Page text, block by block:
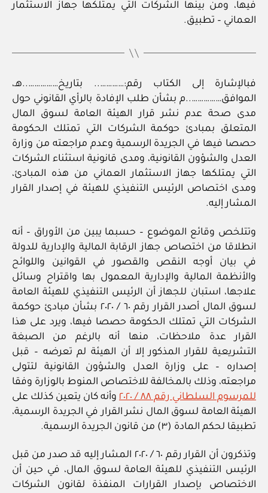
فيها، ومن بينها الشركات التي يمتلكها جهاز الاستثمار
العماني – تطبيق.
فبالإشارة إلى الكتاب رقم:………….. بتاريخ……………..هـ،
الموافق……………..م بشأن طلب الإفادة بالرأي القانوني حول
مدى صحة عدم نشر قرار الهيئة العامة لسوق المال
المتعلق بمبادئ حوكمة الشركات التي تمتلك الحكومة
حصصا فيها في الجريدة الرسمية وعدم مراجعته من وزارة
العدل والشؤون القانونية، ومدى قانونية استثناء الشركات
التي يمتلكها جهاز الاستثمار العماني من هذه المبادئ،
ومدى اختصاص الرئيس التنفيذي للهيئة في إصدار القرار
المشار إليه.
وتتلخص وقائع الموضوع – حسبما يبين من الأوراق – أنه
انطلاقا من اختصاص جهاز الرقابة المالية والإدارية للدولة
في بيان أوجه النقص والقصور في القوانين واللوائح
والأنظمة المالية والإدارية المعمول بها واقتراح وسائل
علاجها، استبان للجهاز أن الرئيس التنفيذي للهيئة العامة
لسوق المال أصدر القرار رقم ٦٠ / ٢٠٢٠ بشأن مبادئ حوكمة
الشركات التي تمتلك الحكومة حصصا فيها، ويرد على هذا
القرار عدة ملاحظات، منها أنه بالرغم من الصبغة
التشريعية للقرار المذكور إلا أن الهيئة لم تعرضه – قبل
إصداره – على وزارة العدل والشؤون القانونية لتتولى
مراجعته، وذلك بالمخالفة للاختصاص المنوط بالوزارة وفقا
للمرسوم السلطاني رقم ٨٨ / ٢٠٢٠
وأنه كان يتعين كذلك على
الهيئة العامة لسوق المال نشر القرار في الجريدة الرسمية،
تطبيقا لحكم المادة (٣) من قانون الجريدة الرسمية.
وتذكرون أن القرار رقم ٦٠ / ٢٠٢٠ المشار إليه قد صدر من قبل
الرئيس التنفيذي للهيئة العامة لسوق المال، في حين أن
الاختصاص بإصدار القرارات المنفذة لقانون الشركات